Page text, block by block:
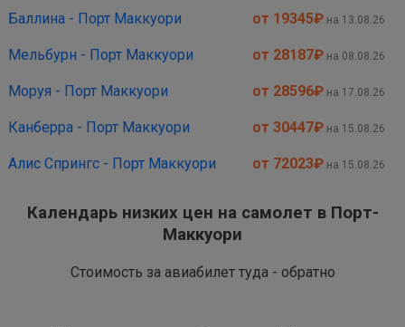
Баллина - Порт Маккуори от 19345₽ на 13.08.26
Мельбурн - Порт Маккуори от 28187₽ на 08.08.26
Моруя - Порт Маккуори от 28596₽ на 17.08.26
Канберра - Порт Маккуори от 30447₽ на 15.08.26
Алис Спрингс - Порт Маккуори от 72023₽ на 15.08.26
Календарь низких цен на самолет в Порт-
Маккуори
Стоимость за авиабилет туда - обратно